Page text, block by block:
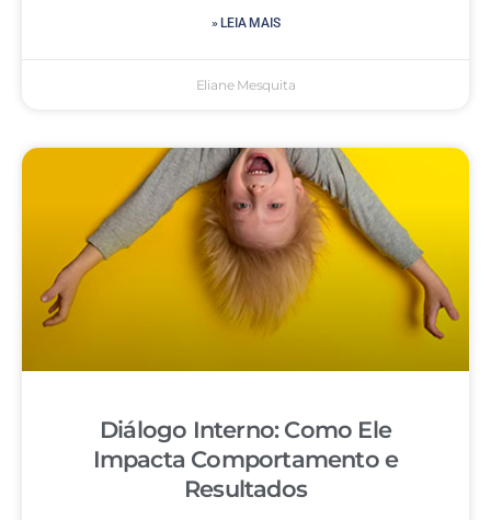
» LEIA MAIS
Eliane Mesquita
Diálogo Interno: Como Ele
Impacta Comportamento e
Resultados